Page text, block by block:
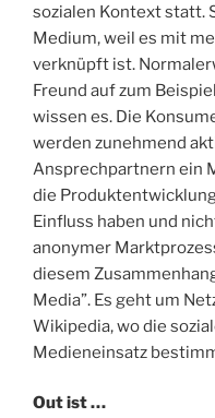
sozialen Kontext statt.
Medium, weil es mit
verknüpft ist.
Freund auf zum
wissen es. Die
werden zunehmend
Ansprechpartnern ein
die
Einfluss haben und
anonymer
diesem
Media”. Es geht um
Wikipedia, wo die
Medieneinsatz
Out ist …